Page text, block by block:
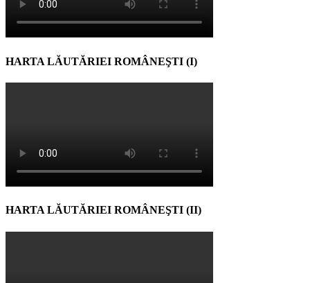
HARTA LĂUTĂRIEI ROMÂNEŞTI (I)
HARTA LĂUTĂRIEI ROMÂNEŞTI (II)